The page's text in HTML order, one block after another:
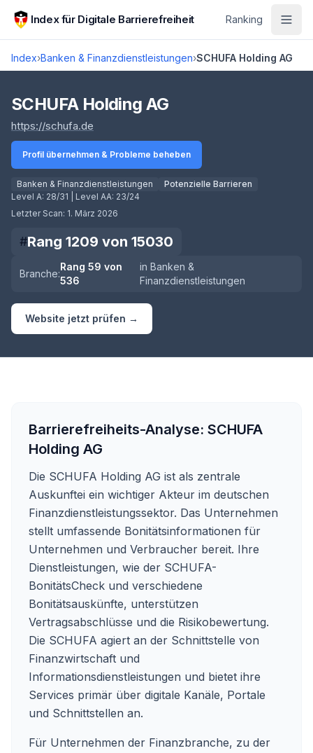
Zum Hauptinhalt springen
Index für Digitale Barrierefreiheit Ranking
Index›Banken & Finanzdienstleistungen›SCHUFA Holding AG
Score lädt
SCHUFA Holding AG
https://schufa.de
Profil übernehmen & Probleme beheben
Banken & Finanzdienstleistungen
Potenzielle Barrieren
Level A: 28/31 | Level AA: 23/24
Letzter Scan: 1. März 2026
#Rang 1209 von 15030
Branche:
Rang 59 von
536
inBanken &
Finanzdienstleistungen
Website jetzt prüfen →
Barrierefreiheits-Analyse: SCHUFA
Holding AG
Die SCHUFA Holding AG ist als zentrale
Auskunftei ein wichtiger Akteur im deutschen
Finanzdienstleistungssektor. Das Unternehmen
stellt umfassende Bonitätsinformationen für
Unternehmen und Verbraucher bereit. Ihre
Dienstleistungen, wie der SCHUFA-
BonitätsCheck und verschiedene
Bonitätsauskünfte, unterstützen
Vertragsabschlüsse und die Risikobewertung.
Die SCHUFA agiert an der Schnittstelle von
Finanzwirtschaft und
Informationsdienstleistungen und bietet ihre
Services primär über digitale Kanäle, Portale
und Schnittstellen an.
Für Unternehmen der Finanzbranche, zu der